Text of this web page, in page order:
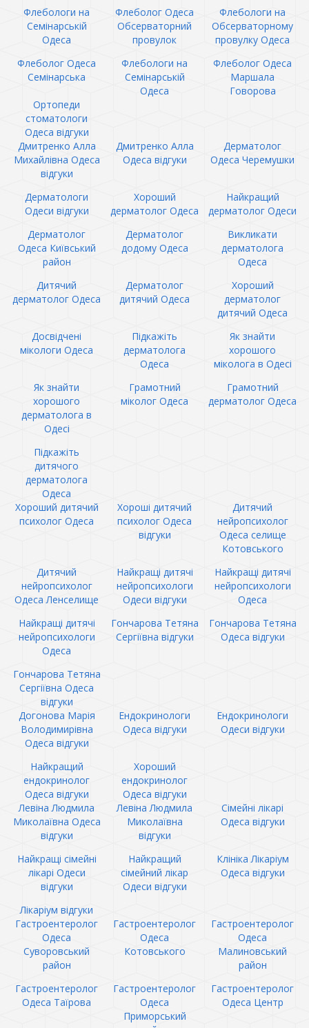
Флебологи на
Семінарській
Одеса
Флеболог Одеса
Обсерваторний
провулок
Флебологи на
Обсерваторному
провулку Одеса
Флеболог Одеса
Семінарська
Флебологи на
Семінарській
Одеса
Флеболог Одеса
Маршала
Говорова
Ортопеди
стоматологи
Одеса відгуки
Дмитренко Алла
Михайлівна Одеса
відгуки
Дмитренко Алла
Одеса відгуки
Дерматолог
Одеса Черемушки
Дерматологи
Одеси відгуки
Хороший
дерматолог Одеса
Найкращий
дерматолог Одеси
Дерматолог
Одеса Київський
район
Дерматолог
додому Одеса
Викликати
дерматолога
Одеса
Дитячий
дерматолог Одеса
Дерматолог
дитячий Одеса
Хороший
дерматолог
дитячий Одеса
Досвідчені
мікологи Одеса
Підкажіть
дерматолога
Одеса
Як знайти
хорошого
міколога в Одесі
Як знайти
хорошого
дерматолога в
Одесі
Грамотний
міколог Одеса
Грамотний
дерматолог Одеса
Підкажіть
дитячого
дерматолога
Одеса
Хороший дитячий
психолог Одеса
Хороші дитячий
психолог Одеса
відгуки
Дитячий
нейропсихолог
Одеса селище
Котовського
Дитячий
нейропсихолог
Одеса Ленселище
Найкращі дитячі
нейропсихологи
Одеси відгуки
Найкращі дитячі
нейропсихологи
Одеса
Найкращі дитячі
нейропсихологи
Одеса
Гончарова Тетяна
Сергіївна відгуки
Гончарова Тетяна
Одеса відгуки
Гончарова Тетяна
Сергіївна Одеса
відгуки
Догонова Марія
Володимирівна
Одеса відгуки
Ендокринологи
Одеса відгуки
Ендокринологи
Одеси відгуки
Найкращий
ендокринолог
Одеса відгуки
Хороший
ендокринолог
Одеса відгуки
Левіна Людмила
Миколаївна Одеса
відгуки
Левіна Людмила
Миколаївна
відгуки
Сімейні лікарі
Одеса відгуки
Найкращі сімейні
лікарі Одеси
відгуки
Найкращий
сімейний лікар
Одеси відгуки
Клініка Лікаріум
Одеса відгуки
Лікаріум відгуки
Гастроентеролог
Одеса
Суворовський
район
Гастроентеролог
Одеса
Котовського
Гастроентеролог
Одеса
Малиновський
район
Гастроентеролог
Одеса Таїрова
Гастроентеролог
Одеса
Приморський
Гастроентеролог
Одеса Центр